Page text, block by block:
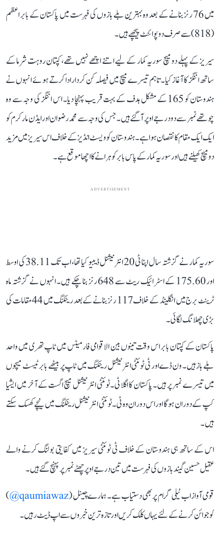
میں 76 رنز بنانے کے بعد وہ بہترین بلے بازوں کی فہرست میں پاکستان کے بابر اعظم
(818) سے صرف دو پوائنٹ پیچھے ہیں۔
سیریز کے پہلے دو میچ سوریہ کمار کے لیے اتنے اچھے نہیں تھے، کپتان روہت شرما کے
ساتھ اننگز کا آغاز کیا۔ تاہم تیسرے میچ میں فیصلہ کن کردار ادا کرتے ہوئے انہوں نے
ہندوستان کو 165 کے مشکل ہدف کے بہت قریب پہنچا دیا۔ اس اننگز کی وجہ سے وہ
چوتھے نمبر سے دو درجے اوپر آگئے ہیں۔ جس کی وجہ سے محمد رضوان اور ایڈن مارکرم کو
ایک ایک مقام کا نقصان ہوا ہے۔ ہندوستان کو ویسٹ انڈیز کے خلاف اس سیریز میں مزید
دو میچ کھیلنے ہیں اور سوریہ کمار کے پاس بابر کو ہرانے کا اچھا موقع ہے۔
ADVERTISEMENT
سوریہ کمار نے گزشتہ سال اپنا ٹی 20 انٹرنیشنل ڈیبیو کیا تھا، اب تک 38.11 کی اوسط
اور 175.60 کے اسٹرائیک ریٹ سے 648 رنز بنا چکے ہیں۔ انہوں نے گزشتہ ماہ
ٹرینٹ برج میں انگلینڈ کے خلاف 117 رنز بنانے کے بعد رینکنگ میں 44 مقامات کی
بڑی چھلانگ لگائی۔
پاکستان کے کپتان بابر اس وقت تینوں بین الاقوامی فارمیٹس میں ٹاپ تھری میں واحد
بلے باز ہیں۔ ون ڈے اور ٹی ٹوئنٹی انٹرنیشنل رینکنگ میں ٹاپ پر بیٹھے بابر ٹیسٹ میچوں
میں تیسرے نمبر پر ہیں۔ پاکستان کا اگلا ٹی۔ٹوئنٹی انٹرنیشنل میچ اگست کے آخر میں ایشیا
کپ کے دوران ہوگا اور اس دوران وہ ٹی۔ٹوئنٹی انٹرنیشنل رینکنگ میں نیچے کھسک سکتے
ہیں۔
اس کے ساتھ ہی ہندوستان کے خلاف ٹی ٹوئنٹی سیریز میں کفایتی بولنگ کرنے والے
عقیل حسین گیند بازوں کی فہرست میں تین درجے اوپر چھٹے نمبر پر پہنچ گئے ہیں۔
قومی آواز اب ٹیلی گرام پر بھی دستیاب ہے۔ ہمارے چینل (qaumiawaz@
)
کو جوائن کرنے کے لئے یہاں کلک کریں اور تازہ ترین خبروں سے اپ ڈیٹ رہیں۔